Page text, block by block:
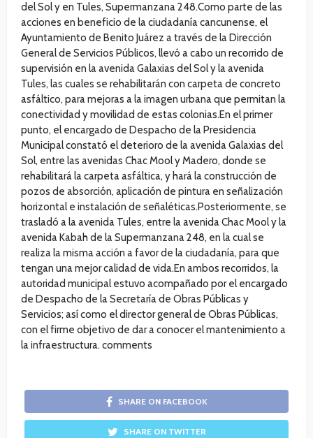
del Sol y en Tules, Supermanzana 248.Como parte de las
acciones en beneficio de la ciudadanía cancunense, el
Ayuntamiento de Benito Juárez a través de la Dirección
General de Servicios Públicos, llevó a cabo un recorrido de
supervisión en la avenida Galaxias del Sol y la avenida
Tules, las cuales se rehabilitarán con carpeta de concreto
asfáltico, para mejoras a la imagen urbana que permitan la
conectividad y movilidad de estas colonias.En el primer
punto, el encargado de Despacho de la Presidencia
Municipal constató el deterioro de la avenida Galaxias del
Sol, entre las avenidas Chac Mool y Madero, donde se
rehabilitará la carpeta asfáltica, y hará la construcción de
pozos de absorción, aplicación de pintura en señalización
horizontal e instalación de señaléticas.Posteriormente, se
trasladó a la avenida Tules, entre la avenida Chac Mool y la
avenida Kabah de la Supermanzana 248, en la cual se
realiza la misma acción a favor de la ciudadanía, para que
tengan una mejor calidad de vida.En ambos recorridos, la
autoridad municipal estuvo acompañado por el encargado
de Despacho de la Secretaría de Obras Públicas y
Servicios; así como el director general de Obras Públicas,
con el firme objetivo de dar a conocer el mantenimiento a
la infraestructura. comments
SHARE ON FACEBOOK
SHARE ON TWITTER